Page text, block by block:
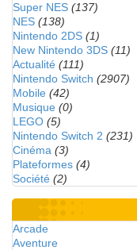
Super NES (137)
NES (138)
Nintendo 2DS (1)
New Nintendo 3DS (11)
Actualité (111)
Nintendo Switch (2907)
Mobile (42)
Musique (0)
LEGO (5)
Nintendo Switch 2 (231)
Cinéma (3)
Plateformes (4)
Société (2)
Arcade
Aventure